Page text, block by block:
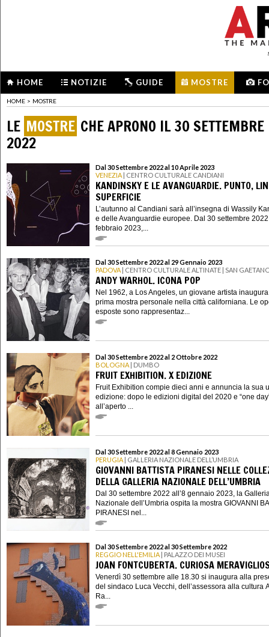
HOME NOTIZIE GUIDE MOSTRE
HOME > MOSTRE
LE MOSTRE CHE APRONO IL 30 SETTEMBRE
2022
Dal 30 Settembre 2022 al 10 Aprile 2023
VENEZIA | CENTRO CULTURALE CANDIANI
KANDINSKY E LE AVANGUARDIE. PUNTO,
SUPERFICIE
L’autunno al Candiani sarà all’insegna di Wassily
e delle Avanguardie europee. Dal 30 settembre
febbraio 2023,...
Dal 30 Settembre 2022 al 29 Gennaio 2023
PADOVA | CENTRO CULTURALE ALTINATE | SAN
ANDY WARHOL. ICONA POP
Nel 1962, a Los Angeles, un giovane artista
prima mostra personale nella città californiana. Le
esposte sono rappresentaz...
Dal 30 Settembre 2022 al 2 Ottobre 2022
BOLOGNA | DUMBO
FRUIT EXHIBITION. X EDIZIONE
Fruit Exhibition compie dieci anni e annuncia la sua
edizione: dopo le edizioni digital del 2020 e “one
all’aperto ...
Dal 30 Settembre 2022 al 8 Gennaio 2023
PERUGIA | GALLERIA NAZIONALE DELL’UMBRIA
GIOVANNI BATTISTA PIRANESI NELLE
DELLA GALLERIA NAZIONALE DELL’UMBRIA
Dal 30 settembre 2022 all’8 gennaio 2023, la
Nazionale dell’Umbria ospita la mostra GIOVANNI
PIRANESI nel...
Dal 30 Settembre 2022 al 30 Settembre 2022
REGGIO NELL'EMILIA | PALAZZO DEI MUSEI
JOAN FONTCUBERTA. CURIOSA
Venerdì 30 settembre alle 18.30 si inaugura alla
del sindaco Luca Vecchi, dell’assessora alla cultura
Ra...